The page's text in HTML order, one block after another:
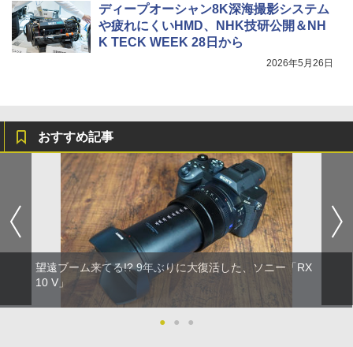
ディープオーシャン8K深海撮影システム
や疲れにくいHMD、NHK技研公開＆NH
K TECK WEEK 28日から
2026年5月26日
おすすめ記事
望遠ブーム来てる!? 9年ぶりに大復活した、ソニー「RX
10 V」
● ● ●